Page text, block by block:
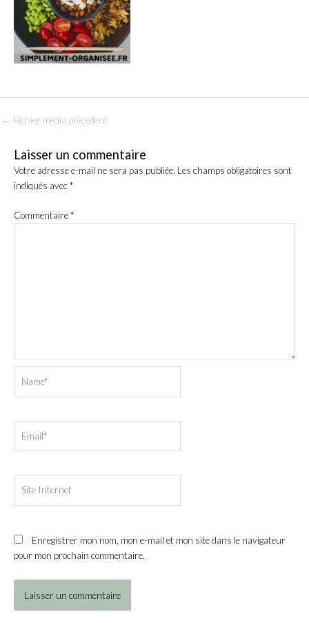
← Fichier média précédent
Laisser un commentaire
Votre adresse e-mail ne sera pas publiée. Les champs obligatoires sont
indiqués avec*
Commentaire*
Internet
Enregistrer mon nom, mon e-mail et mon site dans le navigateur
pour mon prochain commentaire.